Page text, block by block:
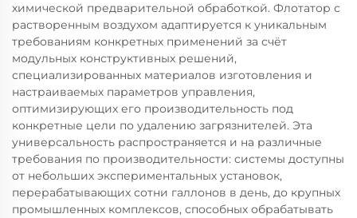
химической предварительной обработкой. Флотатор с
растворенным воздухом адаптируется к уникальным
требованиям конкретных применений за счёт
модульных конструктивных решений,
специализированных материалов изготовления и
настраиваемых параметров управления,
оптимизирующих его производительность под
конкретные цели по удалению загрязнителей. Эта
универсальность распространяется и на различные
требования по производительности: системы доступны
от небольших экспериментальных установок,
перерабатывающих сотни галлонов в день, до крупных
промышленных комплексов, способных обрабатывать